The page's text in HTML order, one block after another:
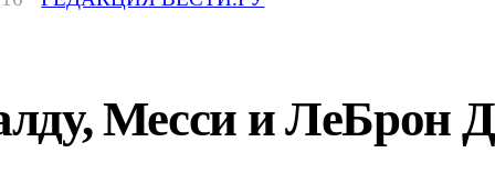
Месси и ЛеБрон